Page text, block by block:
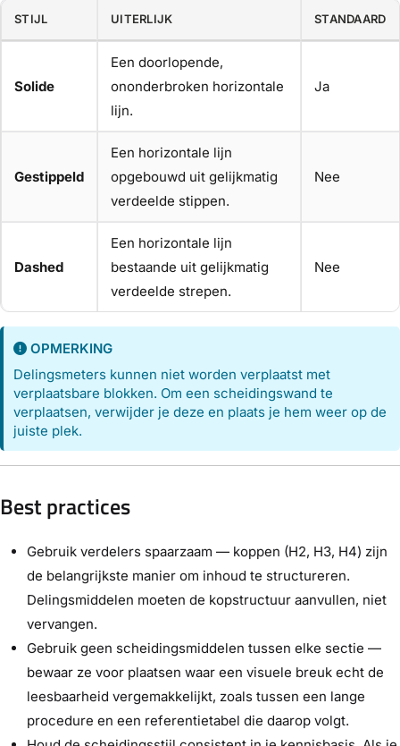
STIJL UITERLIJK STANDAARD
Solide
Een doorlopende,
ononderbroken horizontale
lijn.
Ja
Gestippeld
Een horizontale lijn
opgebouwd uit gelijkmatig
verdeelde stippen.
Nee
Dashed
Een horizontale lijn
bestaande uit gelijkmatig
verdeelde strepen.
Nee
OPMERKING
Delingsmeters kunnen niet worden verplaatst met
verplaatsbare blokken. Om een scheidingswand te
verplaatsen, verwijder je deze en plaats je hem weer op de
juiste plek.
Best practices
Gebruik verdelers spaarzaam — koppen (H2, H3, H4) zijn
de belangrijkste manier om inhoud te structureren.
Delingsmiddelen moeten de kopstructuur aanvullen, niet
vervangen.
Gebruik geen scheidingsmiddelen tussen elke sectie —
bewaar ze voor plaatsen waar een visuele breuk echt de
leesbaarheid vergemakkelijkt, zoals tussen een lange
procedure en een referentietabel die daarop volgt.